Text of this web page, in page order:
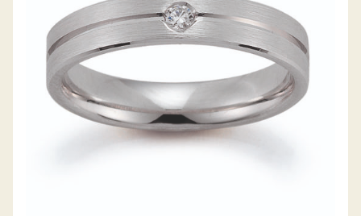
GERSTNER TRAURINGE